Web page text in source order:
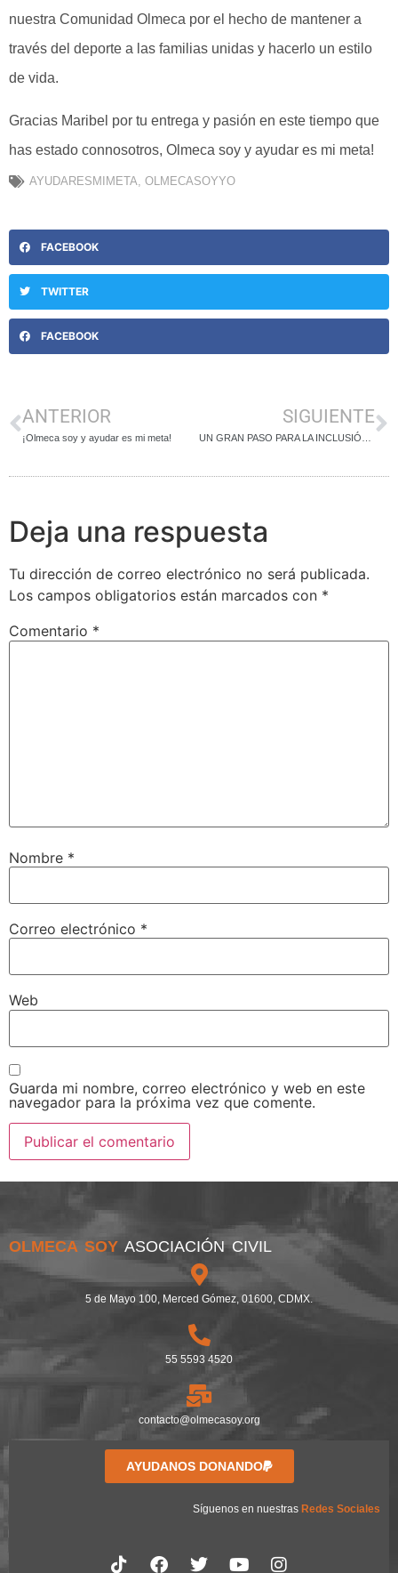
nuestra Comunidad Olmeca por el hecho de mantener a
través del deporte a las familias unidas y hacerlo un estilo
de vida.
Gracias Maribel por tu entrega y pasión en este tiempo que
has estado connosotros, Olmeca soy y ayudar es mi meta!
AYUDARESMIMETA, OLMECASOYYO
FACEBOOK
TWITTER
FACEBOOK
ANTERIOR
¡Olmeca soy y ayudar es mi meta!
SIGUIENTE
Deja una respuesta
Tu dirección de correo electrónico no será publicada.
Los campos obligatorios están marcados con *
Comentario *
Nombre *
Correo electrónico *
Web
Guarda mi nombre, correo electrónico y web en este
navegador para la próxima vez que comente.
OLMECA SOY ASOCIACIÓN CIVIL
5 de Mayo 100, Merced Gómez, 01600, CDMX.
55 5593 4520
contacto@olmecasoy.org
AYUDANOS DONANDO
Síguenos en nuestras Redes Sociales